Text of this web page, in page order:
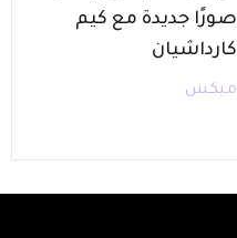
صورًا جديدة مع كيم
كارداشيان
ميكس